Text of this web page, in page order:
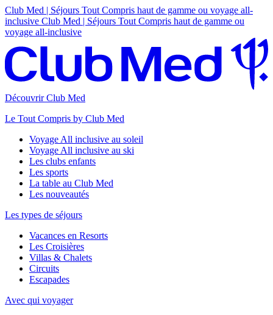
Club Med | Séjours Tout Compris haut de gamme ou voyage all-
inclusive Club Med | Séjours Tout Compris haut de gamme ou
voyage all-inclusive
Découvrir Club Med
Le Tout Compris by Club Med
Voyage All inclusive au soleil
Voyage All inclusive au ski
Les clubs enfants
Les sports
La table au Club Med
Les nouveautés
Les types de séjours
Vacances en Resorts
Les Croisières
Villas & Chalets
Circuits
Escapades
Avec qui voyager